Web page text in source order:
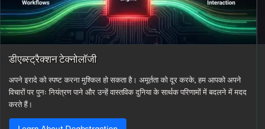
डीएब्स्ट्रैक्शन टेक्नोलॉजी
अपने इरादे को स्पष्ट करना मुश्किल हो सकता है। अमूर्तता को दूर करके, हम आपको अपने
विचारों पर पुनः नियंत्रण पाने और उन्हें वास्तविक दुनिया के सार्थक परिणामों में बदलने में मदद
करते हैं।